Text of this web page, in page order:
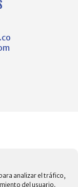
analizar el tráfico,
del usuario.